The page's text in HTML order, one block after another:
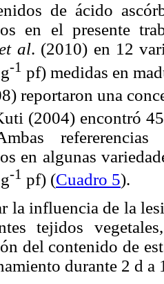
de ácido
en el presente
al. (2010) en 12
-1 pf) medidas en
reportaron una
(2004) encontró
en algunas
-1 pf) (Cuadro 5).
la influencia de la
tejidos
del contenido de
durante 2 d a